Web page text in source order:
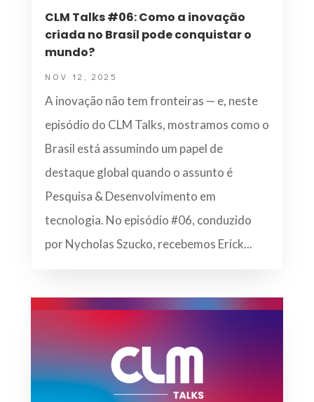
CLM Talks #06: Como a inovação
criada no Brasil pode conquistar o
mundo?
NOV 12, 2025
A inovação não tem fronteiras — e, neste
episódio do CLM Talks, mostramos como o
Brasil está assumindo um papel de
destaque global quando o assunto é
Pesquisa & Desenvolvimento em
tecnologia. No episódio #06, conduzido
por Nycholas Szucko, recebemos Erick...